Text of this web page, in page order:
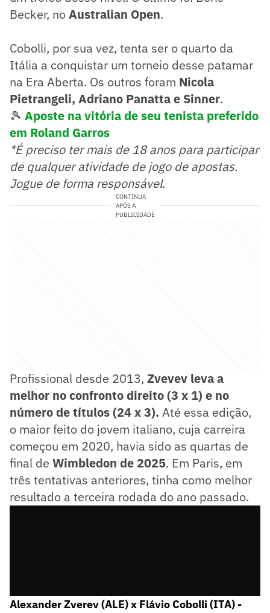
Becker, noAustralian Open.
Cobolli, por sua vez, tenta ser o quarto da
Itália a conquistar um torneio desse patamar
na Era Aberta. Os outros foram Nicola
Pietrangeli, Adriano Panatta e Sinner.
🎾 Aposte na vitória de seu tenista preferido
em Roland Garros
*É preciso ter mais de 18 anos para participar
de qualquer atividade de jogo de apostas.
Jogue de forma responsável.
CONTINUA
APÓS A
PUBLICIDADE
Profissional desde 2013, Zvevev leva a
melhor no confronto direito (3 x 1) e no
número de títulos (24 x 3). Até essa edição,
o maior feito do jovem italiano, cuja carreira
começou em 2020, havia sido as quartas de
final de Wimbledon de 2025. Em Paris, em
três tentativas anteriores, tinha como melhor
resultado a terceira rodada do ano passado.
Alexander Zverev (ALE) x Flávio Cobolli (ITA) -